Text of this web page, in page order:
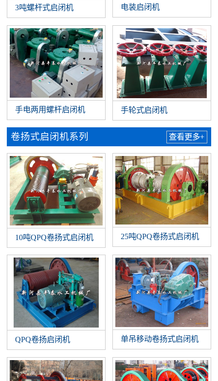
3吨螺杆式启闭机 电装启闭机
手电两用螺杆启闭机 手轮式启闭机
卷扬式启闭机系列 查看更多+
10吨QPQ卷扬式启闭机 25吨QPQ卷扬式启闭机
QPQ卷扬启闭机 单吊移动卷扬式启闭机